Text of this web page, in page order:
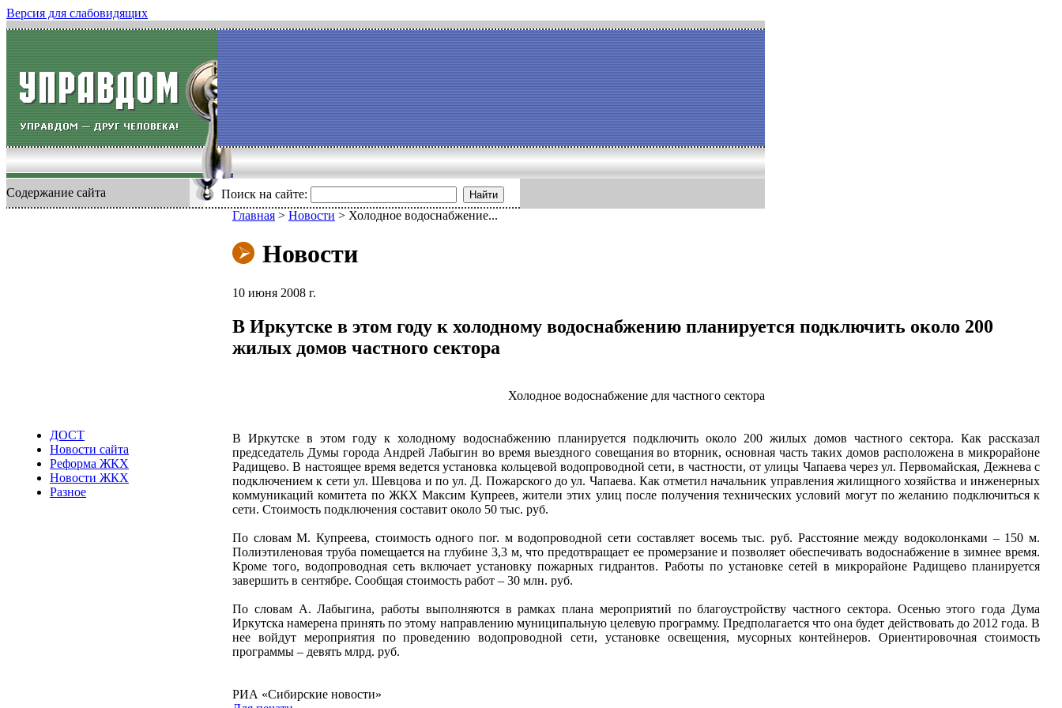
Версия для слабовидящих
Содержание сайта Поиск на сайте: Найти
ДОСТ
Новости сайта
Реформа ЖКХ
Новости ЖКХ
Разное
Главная > Новости > Холодное водоснабжение...
Новости
10 июня 2008 г.
В Иркутске в этом году к холодному водоснабжению планируется подключить около 200
жилых домов частного сектора
Холодное водоснабжение для частного сектора
В Иркутске в этом году к холодному водоснабжению планируется подключить около 200 жилых домов частного сектора. Как рассказал
председатель Думы города Андрей Лабыгин во время выездного совещания во вторник, основная часть таких домов расположена в микрорайоне
Радищево. В настоящее время ведется установка кольцевой водопроводной сети, в частности, от улицы Чапаева через ул. Первомайская, Дежнева с
подключением к сети ул. Шевцова и по ул. Д. Пожарского до ул. Чапаева. Как отметил начальник управления жилищного хозяйства и инженерных
коммуникаций комитета по ЖКХ Максим Купреев, жители этих улиц после получения технических условий могут по желанию подключиться к
сети. Стоимость подключения составит около 50 тыс. руб.
По словам М. Купреева, стоимость одного пог. м водопроводной сети составляет восемь тыс. руб. Расстояние между водоколонками – 150 м.
Полиэтиленовая труба помещается на глубине 3,3 м, что предотвращает ее промерзание и позволяет обеспечивать водоснабжение в зимнее время.
Кроме того, водопроводная сеть включает установку пожарных гидрантов. Работы по установке сетей в микрорайоне Радищево планируется
завершить в сентябре. Сообщая стоимость работ – 30 млн. руб.
По словам А. Лабыгина, работы выполняются в рамках плана мероприятий по благоустройству частного сектора. Осенью этого года Дума
Иркутска намерена принять по этому направлению муниципальную целевую программу. Предполагается что она будет действовать до 2012 года. В
нее войдут мероприятия по проведению водопроводной сети, установке освещения, мусорных контейнеров.Ориентировочная стоимость
программы – девять млрд. руб.
РИА «Сибирские новости»